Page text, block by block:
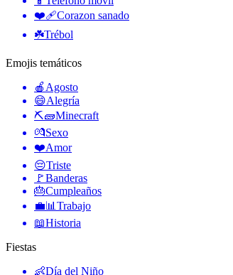
❤️‍🩹Corazon sanado
☘️Trébol
Emojis temáticos
🍎 Agosto
😄Alegría
⛏🧱Minecraft
💏Sexo
❤️Amor
😔Triste
🚩Banderas
🎂Cumpleaños
💼📊 Trabajo
📖Historia
Fiestas
👶Día del Niño